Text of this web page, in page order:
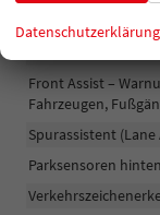
Front Assist –
Fahrzeugen,
Spurassistent (Lane
Parksensoren hinten
Datenschutzerklärung